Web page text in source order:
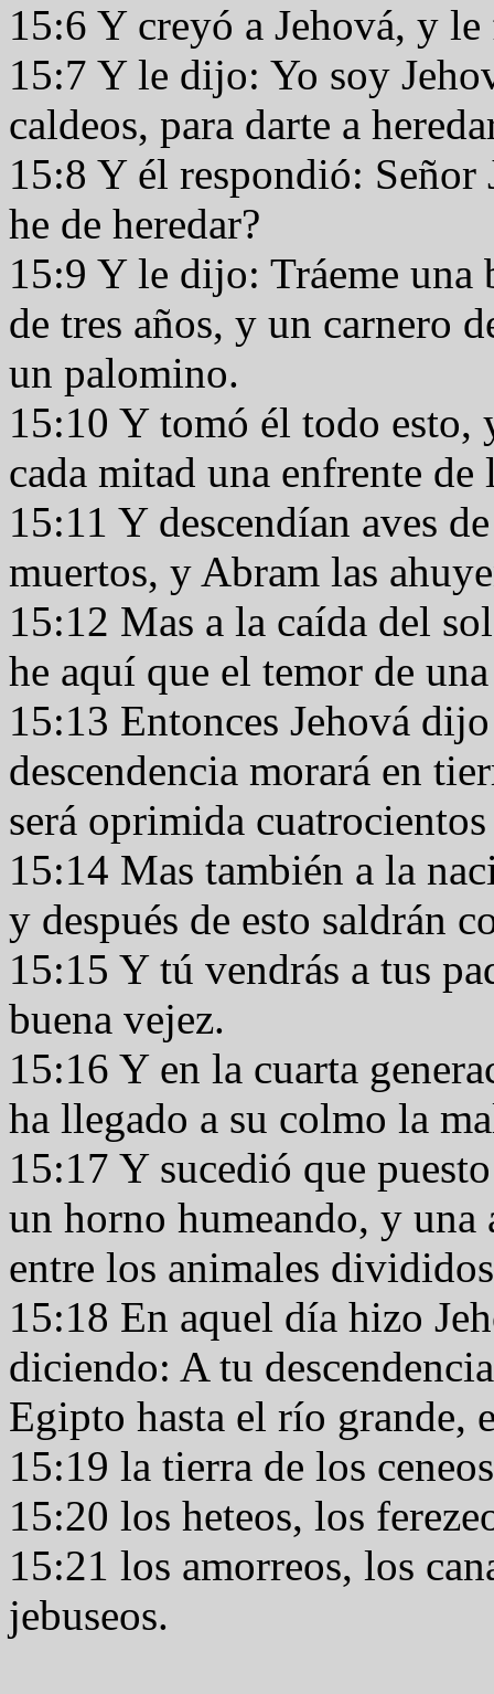
15:6 Y creyó a Jehová, y
15:7 Y le dijo: Yo soy
caldeos, para darte a
15:8 Y él respondió: Señor
he de heredar?
15:9 Y le dijo: Tráeme una
de tres años, y un carnero
un palomino.
15:10 Y tomó él todo
cada mitad una enfrente
15:11 Y descendían aves
muertos, y Abram las
15:12 Mas a la caída del
he aquí que el temor de
15:13 Entonces Jehová
descendencia morará en
será oprimida
15:14 Mas también a la
y después de esto saldrán
15:15 Y tú vendrás a tus
buena vejez.
15:16 Y en la cuarta
ha llegado a su colmo la
15:17 Y sucedió que
un horno humeando, y una
entre los animales
15:18 En aquel día hizo
diciendo: A tu
Egipto hasta el río grande,
15:19 la tierra de los
15:20 los heteos, los
15:21 los amorreos, los
jebuseos.